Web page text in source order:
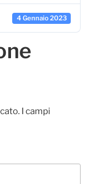
4 Gennaio 2023
I campi